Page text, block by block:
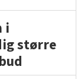
i
større